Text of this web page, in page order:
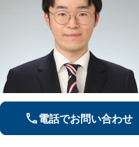
電話でお問い合わせ